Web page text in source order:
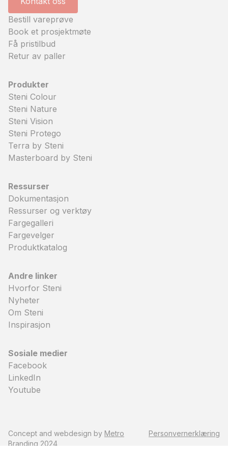
Bestill vareprøve
Book et prosjektmøte
Få pristilbud
Retur av paller
Produkter
Steni Colour
Steni Nature
Steni Vision
Steni Protego
Terra by Steni
Masterboard by Steni
Ressurser
Dokumentasjon
Ressurser og verktøy
Fargegalleri
Fargevelger
Produktkatalog
Andre linker
Hvorfor Steni
Nyheter
Om Steni
Inspirasjon
Sosiale medier
Facebook
LinkedIn
Youtube
Concept and webdesign by Metro
Branding 2024
Personvernerklæring